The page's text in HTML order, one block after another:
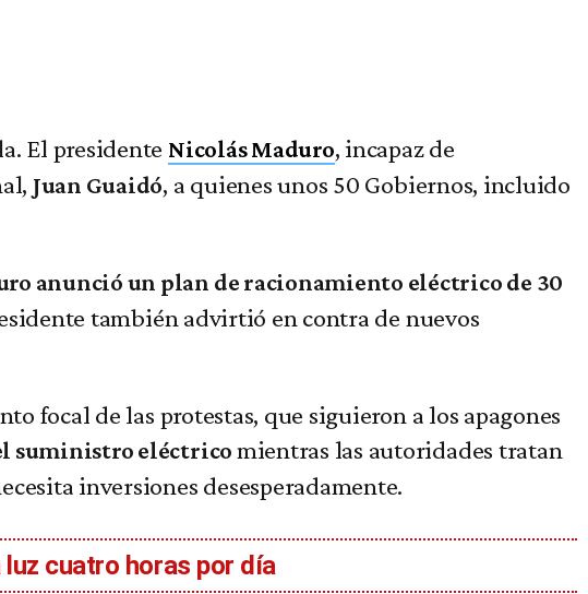
El presidente Nicolás Maduro, incapaz de
Juan Guaidó, a quienes unos 50 Gobiernos, incluido
anunció un plan de racionamiento eléctrico de 30
también advirtió en contra de nuevos
focal de las protestas, que siguieron a los apagones
suministro eléctrico mientras las autoridades tratan
inversiones desesperadamente.
cuatro horas por día